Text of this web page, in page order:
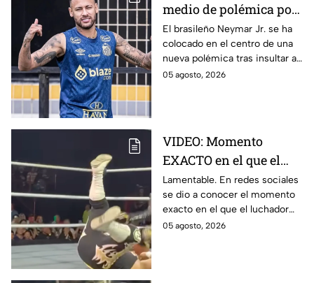
medio de polémica por
insultar a aficionados y
directivos de Remo
El brasileño Neymar Jr. se ha
colocado en el centro de una
nueva polémica tras insultar a
aficionados y directivos del
05 agosto, 2026
VIDEO: Momento
EXACTO en el que el
luchador Emperador
Azteca sufre GRAVE
LESIÓN
Lamentable. En redes sociales
se dio a conocer el momento
exacto en el que el luchador
Emperador Azteca sufre una
05 agosto, 2026